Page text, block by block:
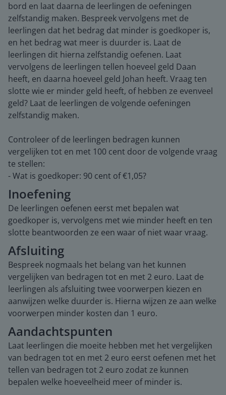
bord en laat daarna de leerlingen de oefeningen
zelfstandig maken. Bespreek vervolgens met de
leerlingen dat het bedrag dat minder is goedkoper is,
en het bedrag wat meer is duurder is. Laat de
leerlingen dit hierna zelfstandig oefenen. Laat
vervolgens de leerlingen tellen hoeveel geld Daan
heeft, en daarna hoeveel geld Johan heeft. Vraag ten
slotte wie er minder geld heeft, of hebben ze evenveel
geld? Laat de leerlingen de volgende oefeningen
zelfstandig maken.
Controleer of de leerlingen bedragen kunnen
vergelijken tot en met 100 cent door de volgende vraag
te stellen:
- Wat is goedkoper: 90 cent of €1,05?
Inoefening
De leerlingen oefenen eerst met bepalen wat
goedkoper is, vervolgens met wie minder heeft en ten
slotte beantwoorden ze een waar of niet waar vraag.
Afsluiting
Bespreek nogmaals het belang van het kunnen
vergelijken van bedragen tot en met 2 euro. Laat de
leerlingen als afsluiting twee voorwerpen kiezen en
aanwijzen welke duurder is. Hierna wijzen ze aan welke
voorwerpen minder kosten dan 1 euro.
Aandachtspunten
Laat leerlingen die moeite hebben met het vergelijken
van bedragen tot en met 2 euro eerst oefenen met het
tellen van bedragen tot 2 euro zodat ze kunnen
bepalen welke hoeveelheid meer of minder is.